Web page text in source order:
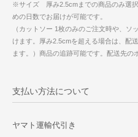
※サイズ 厚み2.5cmまでの商品のみ選
めの日数でお届けが可能です。
（カットソー 1枚のみのご注文時や、
けます。厚み2.5cmを超える場合は、配
ます。）商品の追跡可能です。配送先の
支払い方法について
ヤマト運輸代引き